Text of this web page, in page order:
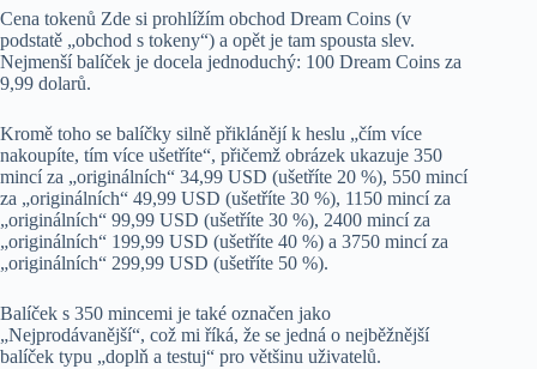
Cena tokenů Zde si prohlížím obchod Dream Coins (v
podstatě „obchod s tokeny“) a opět je tam spousta slev.
Nejmenší balíček je docela jednoduchý: 100 Dream Coins za
9,99 dolarů.
Kromě toho se balíčky silně přiklánějí k heslu „čím více
nakoupíte, tím více ušetříte“, přičemž obrázek ukazuje 350
mincí za „originálních“ 34,99 USD (ušetříte 20 %), 550 mincí
za „originálních“ 49,99 USD (ušetříte 30 %), 1150 mincí za
„originálních“ 99,99 USD (ušetříte 30 %), 2400 mincí za
„originálních“ 199,99 USD (ušetříte 40 %) a 3750 mincí za
„originálních“ 299,99 USD (ušetříte 50 %).
Balíček s 350 mincemi je také označen jako
„Nejprodávanější“, což mi říká, že se jedná o nejběžnější
balíček typu „doplň a testuj“ pro většinu uživatelů.